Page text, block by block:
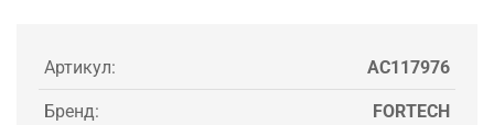
Артикул: AC117976
Бренд: FORTECH